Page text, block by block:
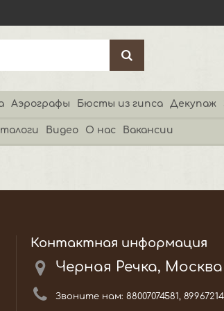
Аэрографы Бюсты из гипса Декупаж
Видео О нас Вакансии
Контактная информация
Черная Речка, Москва
Звоните нам: 88007074581,